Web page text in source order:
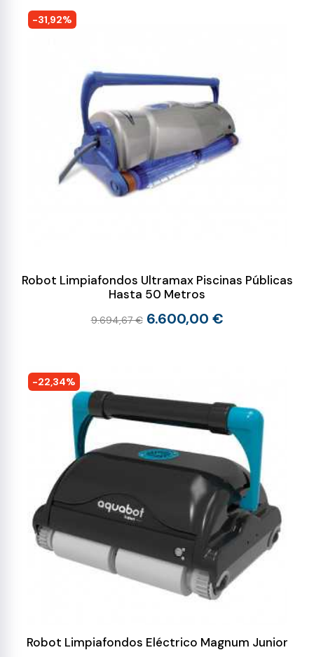
-31,92%
Robot Limpiafondos Ultramax Piscinas Públicas
Hasta 50 Metros
9.694,67 € 6.600,00 €
-22,34%
Robot Limpiafondos Eléctrico Magnum Junior